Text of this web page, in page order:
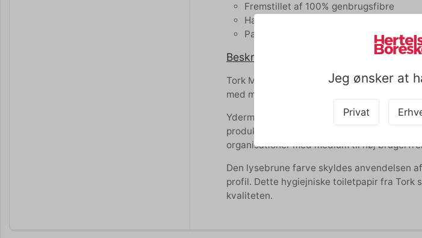
Jeg ønsker at
Privat
Fremstillet af 100% genbrugsfibre
Har EU Miljømærket og er FSC-
Papir, som kommer fra 30-50%
Beskrivelse:
Tork Mini Jumbo T2 toiletpapir natur giver
med minimal omkostninger og optimal
Ydermere er dette toiletpapir fremstillet af
produkter. Med sit elegante design, er
organisationer med medium til høj
Den lysebrune farve skyldes anvendelsen
profil. Dette hygiejniske toiletpapir fra Tork
kvaliteten.